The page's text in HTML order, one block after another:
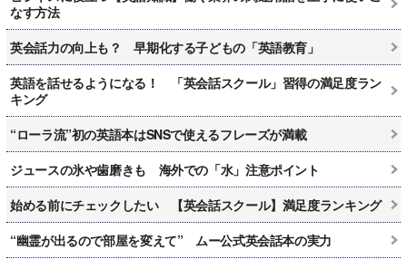
なす方法
英会話力の向上も？ 早期化する子どもの「英語教育」
英語を話せるようになる！ 「英会話スクール」習得の満足度ラン
キング
“ローラ流”初の英語本はSNSで使えるフレーズが満載
ジュースの氷や歯磨きも 海外での「水」注意ポイント
始める前にチェックしたい 【英会話スクール】満足度ランキング
“幽霊が出るので部屋を変えて” ムー公式英会話本の実力